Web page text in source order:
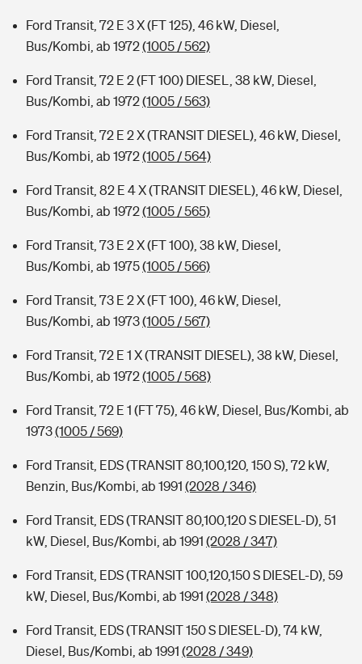
Ford Transit, 72 E 3 X (FT 125), 46 kW, Diesel,
Bus/Kombi, ab 1972(1005 / 562)
Ford Transit, 72 E 2 (FT 100) DIESEL, 38 kW, Diesel,
Bus/Kombi, ab 1972(1005 / 563)
Ford Transit, 72 E 2 X (TRANSIT DIESEL), 46 kW, Diesel,
Bus/Kombi, ab 1972(1005 / 564)
Ford Transit, 82 E 4 X (TRANSIT DIESEL), 46 kW, Diesel,
Bus/Kombi, ab 1972(1005 / 565)
Ford Transit, 73 E 2 X (FT 100), 38 kW, Diesel,
Bus/Kombi, ab 1975(1005 / 566)
Ford Transit, 73 E 2 X (FT 100), 46 kW, Diesel,
Bus/Kombi, ab 1973(1005 / 567)
Ford Transit, 72 E 1 X (TRANSIT DIESEL), 38 kW, Diesel,
Bus/Kombi, ab 1972(1005 / 568)
Ford Transit, 72 E 1 (FT 75), 46 kW, Diesel, Bus/Kombi, ab
1973(1005 / 569)
Ford Transit, EDS (TRANSIT 80,100,120, 150 S), 72 kW,
Benzin, Bus/Kombi, ab 1991 (2028 / 346)
Ford Transit, EDS (TRANSIT 80,100,120 S DIESEL-D), 51
kW, Diesel, Bus/Kombi, ab 1991 (2028 / 347)
Ford Transit, EDS (TRANSIT 100,120,150 S DIESEL-D), 59
kW, Diesel, Bus/Kombi, ab 1991 (2028 / 348)
Ford Transit, EDS (TRANSIT 150 S DIESEL-D), 74 kW,
Diesel, Bus/Kombi, ab 1991 (2028 / 349)